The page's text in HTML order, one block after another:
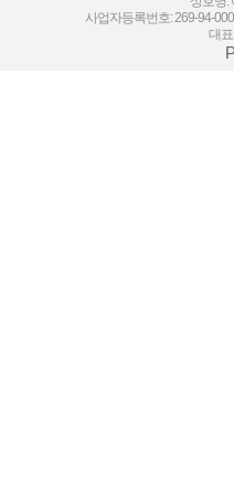
사업자등록번호: 269-94-
대